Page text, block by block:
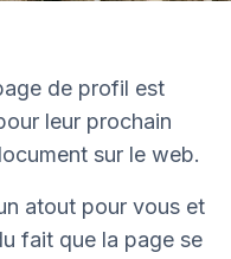
de profil est
leur prochain
sur le web.
atout pour vous et
fait que la page se